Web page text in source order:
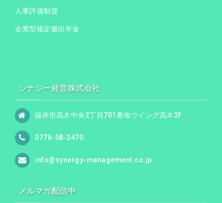
人事評価制度
企業型確定拠出年金
シナジー経営株式会社
福井市高木中央2丁目701番地ウイング高木2F
0776-58-2470
info@synergy-management.co.jp
メルマガ配信中